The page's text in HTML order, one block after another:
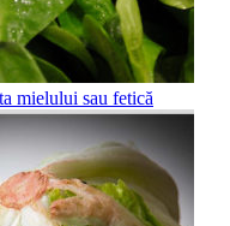
mielului sau fetică